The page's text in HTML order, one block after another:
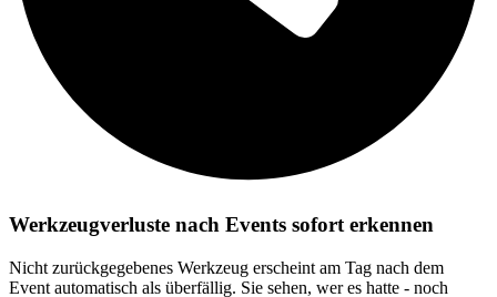
Werkzeugverluste nach Events sofort erkennen
Nicht zurückgegebenes Werkzeug erscheint am Tag nach dem
Event automatisch als überfällig. Sie sehen, wer es hatte - noch